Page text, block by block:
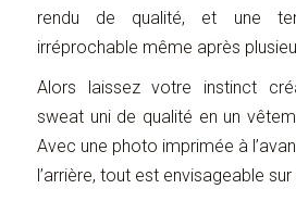
rendu de qualité, et une
irréprochable même après
Alors laissez votre instinct
sweat uni de qualité en un
Avec une photo imprimée à
l’arrière, tout est envisageable